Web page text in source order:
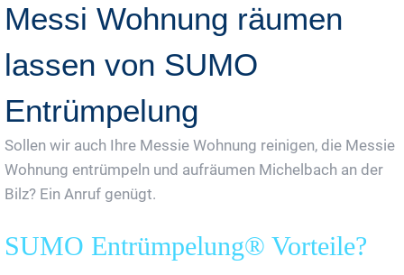
Messi Wohnung räumen
lassen von SUMO
Entrümpelung
Sollen wir auch Ihre Messie Wohnung reinigen, die Messie
Wohnung entrümpeln und aufräumen Michelbach an der
Bilz? Ein Anruf genügt.
SUMO Entrümpelung® Vorteile?